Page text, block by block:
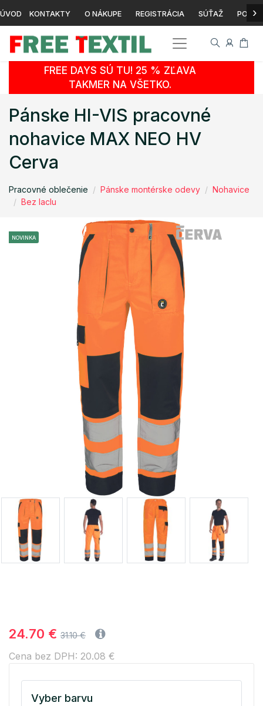
ÚVOD KONTAKTY O NÁKUPE REGISTRÁCIA SÚŤAŽ ›
FREE DAYS SÚ TU! 25 % ZĽAVA
TAKMER NA VŠETKO.
Pánske HI-VIS pracovné
nohavice MAX NEO HV
Cerva
Pracovné oblečenie Pánske montérske odevy
Nohavice
Bez laclu
NOVINKA
24.70 € 31.10 €
Cena bez DPH: 20.08 €
Vyber barvu